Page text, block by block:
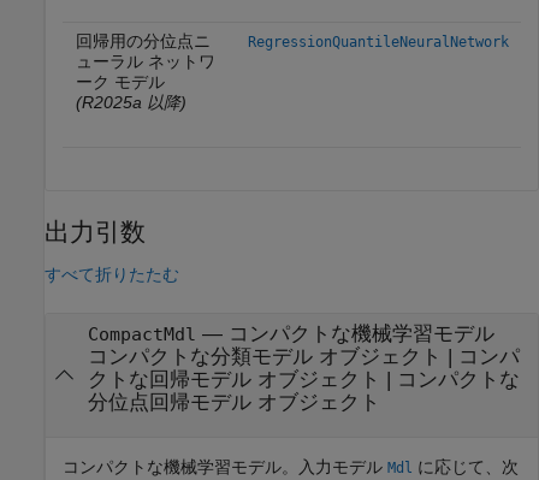
回帰用の分位点ニ
ューラル ネットワ
ーク モデル
(R2025a 以降)
RegressionQuantileNeuralNetwork
出力引数
すべて折りたたむ
CompactMdl — コンパクトな機械学習モデル
コンパクトな分類モデル オブジェクト | コンパ
クトな回帰モデル オブジェクト | コンパクトな
分位点回帰モデル オブジェクト
コンパクトな機械学習モデル。入力モデル Mdl
に応じて、次